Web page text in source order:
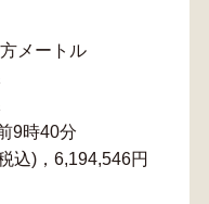
メートル
9時40分
込)，6,194,546円